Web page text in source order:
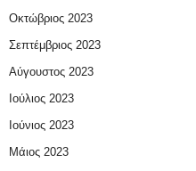
Οκτώβριος 2023
Σεπτέμβριος 2023
Αύγουστος 2023
Ιούλιος 2023
Ιούνιος 2023
Μάιος 2023